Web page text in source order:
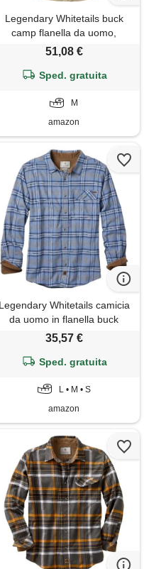
Legendary Whitetails buck
camp flanella da uomo,
camicia casual a maniche
velluto a coste, color sabbia
51,08 €
Sped. gratuita
M
amazon
Legendary Whitetails camicia
da uomo in flanella buck
camp, a quadri, casual, a
polsini in velluto a coste, s
35,57 €
Sped. gratuita
L • M • S
amazon